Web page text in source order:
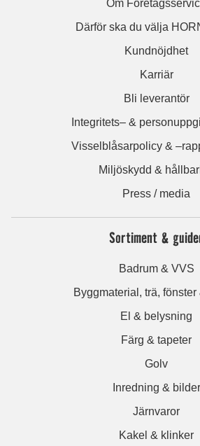
Om
Därför ska du välja
Kundnöjdhet
Karriär
Bli leverantör
Integritets– &
Visselblåsarpolicy &
Miljöskydd &
Press / media
Sortiment &
Badrum & VVS
Byggmaterial, trä, fönster
El & belysning
Färg & tapeter
Golv
Inredning & bilder
Järnvaror
Kakel & klinker